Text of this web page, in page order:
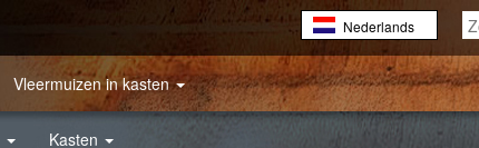
Nederlands
English
Français
Vleermuizen in kasten
Kasten